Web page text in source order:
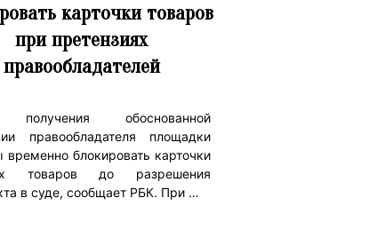
карточки товаров
при претензиях
правообладателей
получения обоснованной
правообладателя площадки
временно блокировать карточки
товаров до разрешения
в суде, сообщает РБК. При …